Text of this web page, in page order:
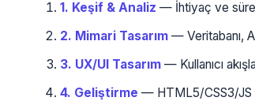
1. Keşif & Analiz — İhtiyaç ve
2. Mimari Tasarım — Veritabanı,
3. UX/UI Tasarım — Kullanıcı
4. Geliştirme — HTML5/CSS3/JS